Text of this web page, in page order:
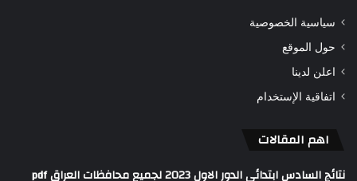
سياسية الخصوصية
حول الموقع
اعلن لدينا
اتفاقية الإستخدام
اهم المقالات
نتائج السادس ابتدائي الدور الاول 2023 لجميع محافظات العراق pdf